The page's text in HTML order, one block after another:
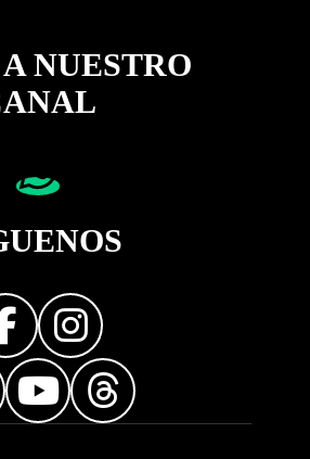
NUESTRO